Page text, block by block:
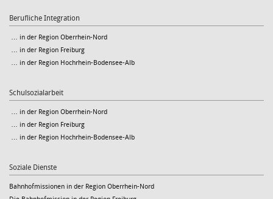
Berufliche Integration
… in der Region Oberrhein-Nord
… in der Region Freiburg
… in der Region Hochrhein-Bodensee-Alb
Schulsozialarbeit
… in der Region Oberrhein-Nord
… in der Region Freiburg
… in der Region Hochrhein-Bodensee-Alb
Soziale Dienste
Bahnhofmissionen in der Region Oberrhein-Nord